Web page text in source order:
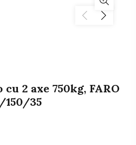
2 axe 750kg, FARO
150/35